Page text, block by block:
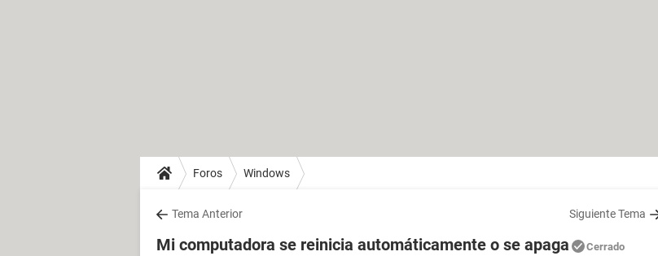
Foros Windows
Tema Anterior Siguiente Tema
Mi computadora se reinicia automáticamente o se apaga Cerrado